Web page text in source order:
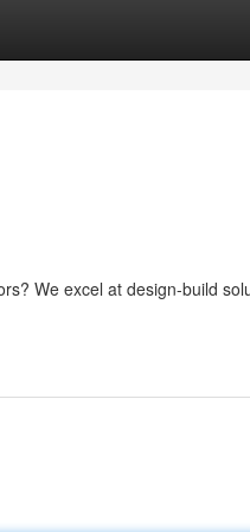
We excel at design-build